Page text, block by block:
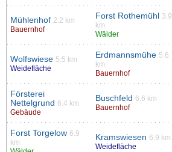
Mühlenhof 2.2 km
Bauernhof
Forst Rothemühl
3.9
km
Wälder
Wolfswiese 5.5 km
Weidefläche
Erdmannsmühe 5.6
km
Bauernhof
Försterei
Nettelgrund
6.4 km
Gebäude
Buschfeld
6.6 km
Bauernhof
Forst Torgelow 6.9
km
Kramswiesen 6.9 km
Weidefläche